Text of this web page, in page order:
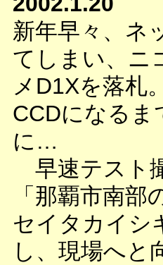
新年早々、ネ
てしまい、ニ
メD1Xを落札
CCDになるま
に…
早速テスト
「那覇市南
セイタカイシ
し、現場へと